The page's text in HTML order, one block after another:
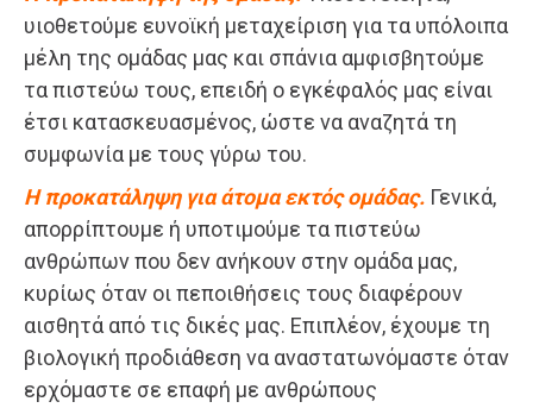
υιοθετούμε ευνοϊκή μεταχείριση για τα υπόλοιπα
μέλη της ομάδας μας και σπάνια αμφισβητούμε
τα πιστεύω τους, επειδή ο εγκέφαλός μας είναι
έτσι κατασκευασμένος, ώστε να αναζητά τη
συμφωνία με τους γύρω του.
Η προκατάληψη για άτομα εκτός ομάδας. Γενικά,
απορρίπτουμε ή υποτιμούμε τα πιστεύω
ανθρώπων που δεν ανήκουν στην ομάδα μας,
κυρίως όταν οι πεποιθήσεις τους διαφέρουν
αισθητά από τις δικές μας. Επιπλέον, έχουμε τη
βιολογική προδιάθεση να αναστατωνόμαστε όταν
ερχόμαστε σε επαφή με ανθρώπους